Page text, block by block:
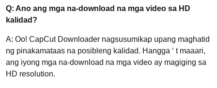
Q: Ano ang mga na-download na mga video sa HD
kalidad?
A: Oo! CapCut Downloader nagsusumikap upang maghatid
ng pinakamataas na posibleng kalidad. Hangga ‘ t maaari,
ang iyong mga na-download na mga video ay magiging sa
HD resolution.